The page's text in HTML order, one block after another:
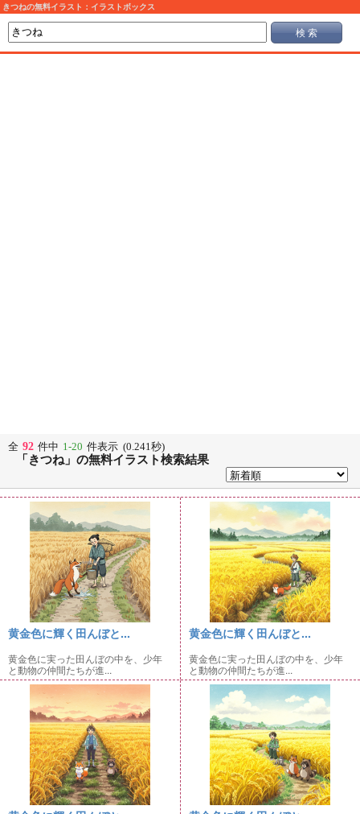
きつねの無料イラスト：イラストボックス
検 索
全 92 件中 1-20 件表示 (0.241秒)
「きつね」の無料イラスト検索結果
黄金色に輝く田んぼと...
黄金色に実った田んぼの中を、少年
と動物の仲間たちが進...
黄金色に輝く田んぼと...
黄金色に実った田んぼの中を、少年
と動物の仲間たちが進...